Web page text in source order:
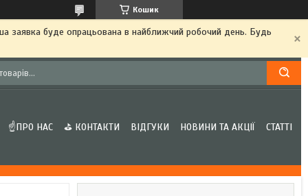
Кошик
заявка буде опрацьована в найближчий робочий день. Будь
☝ПРО НАС ⛳ КОНТАКТИ ВІДГУКИ НОВИНИ ТА АКЦІЇ СТАТТІ